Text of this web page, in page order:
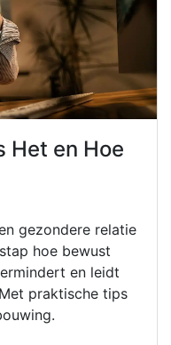
Het en Hoe
gezondere relatie
hoe bewust
en leidt
praktische tips